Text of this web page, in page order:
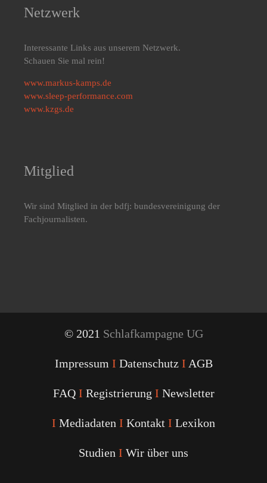
Netzwerk
Interessante Links aus unserem Netzwerk.
Schauen Sie mal rein!
www.markus-kamps.de
www.sleep-performance.com
www.kzgs.de
Mitglied
Wir sind Mitglied in der bdfj: bundesvereinigung der
Fachjournalisten.
© 2021 Schlafkampagne UG
Impressum I Datenschutz I AGB
FAQ I Registrierung I Newsletter
I Mediadaten I Kontakt I Lexikon
Studien I Wir über uns